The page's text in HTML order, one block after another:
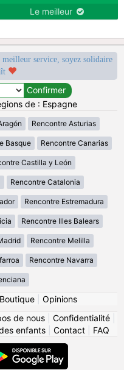
Le meilleur
service, soyez solidaire
de : Espagne
Rencontre Asturias
Basque Rencontre Canarias
Castilla y León
Rencontre Catalonia
Rencontre Estremadura
Rencontre Illes Balears
Rencontre Melilla
Rencontre Navarra
Boutique| Opinions
de nous Confidentialité
enfants| Contact| FAQ